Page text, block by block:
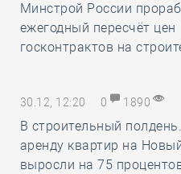
Минстрой России
ежегодный пересчёт цен
госконтрактов на
30.12, 12:20 0 1890
В строительный
аренду квартир на
выросли на 75